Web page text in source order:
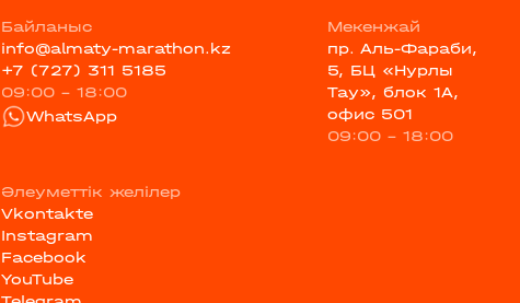
Байланыс
info@almaty-marathon.kz
+7 (727) 311 5185
09:00 - 18:00
WhatsApp
Мекенжай
пр. Аль-Фараби,
5, БЦ «Нурлы
Тау», блок 1А,
офис 501
09:00 - 18:00
Әлеуметтік желілер
Vkontakte
Instagram
Facebook
YouTube